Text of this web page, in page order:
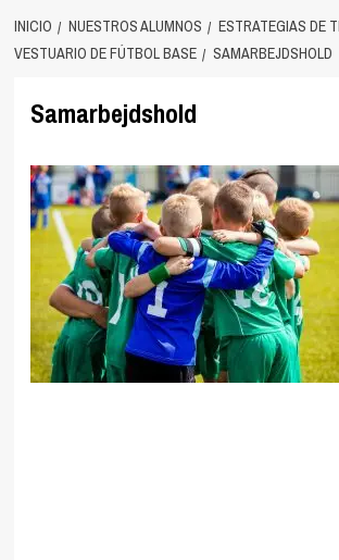
INICIO NUESTROS ALUMNOS
ESTRATEGIAS DE
VESTUARIO DE FÚTBOL BASE
SAMARBEJDSHOLD
Samarbejdshold